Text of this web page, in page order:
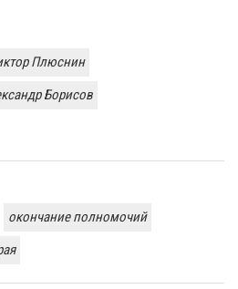
Плюснин
Борисов
окончание полномочий